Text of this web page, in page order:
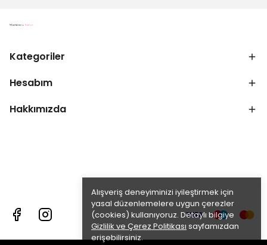
Alışveriş deneyiminizi iyileştirmek için
yasal düzenlemelere uygun çerezler
(cookies) kullanıyoruz. Detaylı bilgiye
Gizlilik ve Çerez Politikası sayfamızdan
erişebilirsiniz.
Kategoriler
Hesabım
Hakkımızda